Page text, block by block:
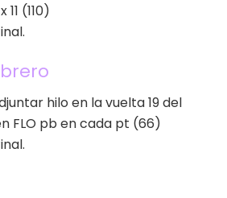
(110)
hilo en la vuelta 19 del
FLO pb en cada pt (66)